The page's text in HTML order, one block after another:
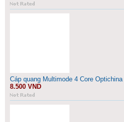
Cáp quang Multimode 4 Core Optichina
8.500 VND